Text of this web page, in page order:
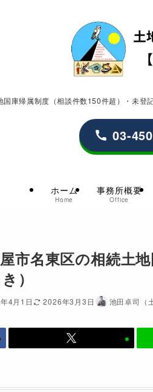
国庫帰属制度（相談件数150件超）・未
ホーム
Home
事務所概要
Office
03-
市名東区の相続土
）
4月1日 2026年3月3日 池田卓司（